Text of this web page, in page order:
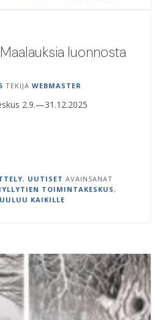
luonnosta
TEKIJÄ WEBMASTER
2.9.—31.12.2025
, UUTISET AVAINSANAT
TOIMINTAKESKUS ,
KAIKILLE